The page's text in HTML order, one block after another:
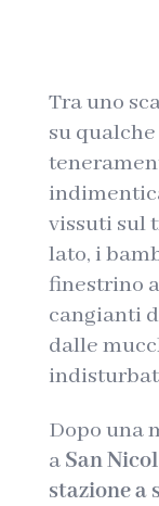
Tra uno
su
vissuti sul
lato, i
finestrino
cangianti
dalle
Dopo una
a San
stazione